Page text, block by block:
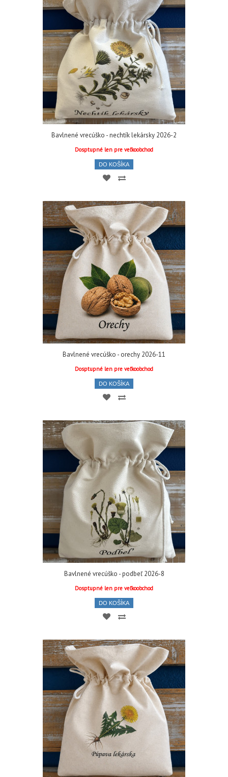
Bavlnené vrecúško - nechtík lekársky 2026-2
Dosptupné len pre veľkoobchod
DO KOŠÍKA
Bavlnené vrecúško - orechy 2026-11
Dosptupné len pre veľkoobchod
DO KOŠÍKA
Bavlnené vrecúško - podbeľ 2026-8
Dosptupné len pre veľkoobchod
DO KOŠÍKA